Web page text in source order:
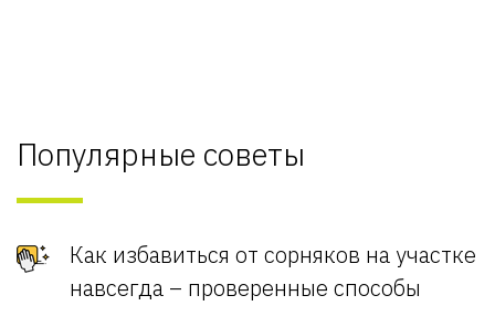
Популярные советы
Как избавиться от сорняков на участке
навсегда – проверенные способы